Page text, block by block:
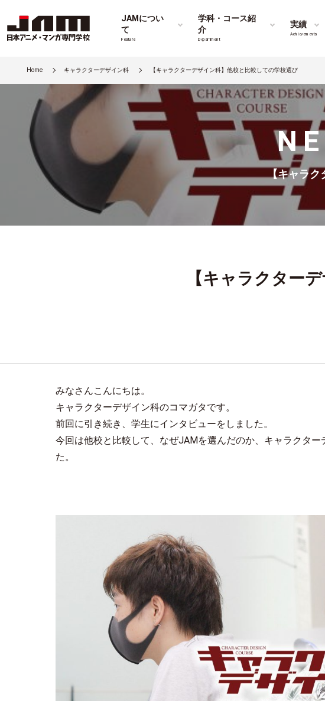
JAMについ
て
Feature
学科・コース紹
介
Department
実績
Achievements
Home キャラクターデザイン科 【キャラクターデザイン科】他校と比較しての学校選び
【キャラク
【キャラクター
みなさんこんにちは。
キャラクターデザイン科のコマガタです。
前回に引き続き、学生にインタビューをしました。
今回は他校と比較して、なぜJAMを選んだのか、キャラクタ
た。